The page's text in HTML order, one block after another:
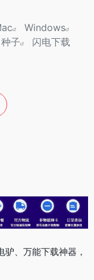
Windows
种子 闪电下载
、万能下载神器，